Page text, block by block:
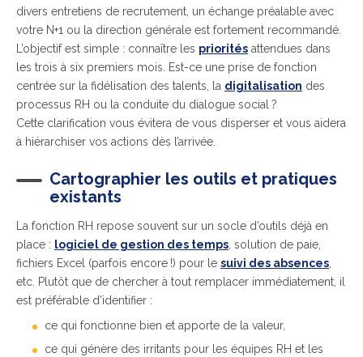
divers entretiens de recrutement, un échange préalable avec
votre N+1 ou la direction générale est fortement recommandé.
L’objectif est simple : connaître les priorités attendues dans
les trois à six premiers mois. Est-ce une prise de fonction
centrée sur la fidélisation des talents, la digitalisation des
processus RH ou la conduite du dialogue social ?
Cette clarification vous évitera de vous disperser et vous aidera
à hiérarchiser vos actions dès l’arrivée.
Cartographier les outils et pratiques
existants
La fonction RH repose souvent sur un socle d’outils déjà en
place : logiciel de gestion des temps , solution de paie,
fichiers Excel (parfois encore !) pour le suivi des absences
etc. Plutôt que de chercher à tout remplacer immédiatement, il
est préférable d’identifier :
ce qui fonctionne bien et apporte de la valeur,
ce qui génère des irritants pour les équipes RH et les